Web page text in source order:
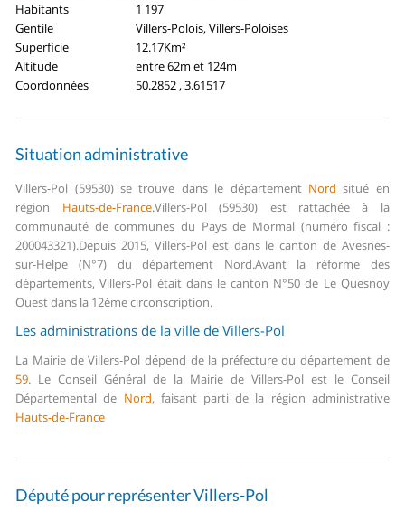
Habitants
1 197
Gentile
Villers-Polois, Villers-Poloises
Superficie
12.17Km²
Altitude
entre 62m et 124m
Coordonnées
50.2852 , 3.61517
Situation administrative
Villers-Pol (59530) se trouve dans le département Nord situé en
région Hauts-de-France.Villers-Pol (59530) est rattachée à la
communauté de communes du Pays de Mormal (numéro fiscal :
200043321).Depuis 2015, Villers-Pol est dans le canton de Avesnes-
sur-Helpe (N°7) du département Nord.Avant la réforme des
départements, Villers-Pol était dans le canton N°50 de Le Quesnoy
Ouest dans la 12ème circonscription.
Les administrations de la ville de Villers-Pol
La Mairie de Villers-Pol dépend de la préfecture du département de
59. Le Conseil Général de la Mairie de Villers-Pol est le Conseil
Départemental de Nord, faisant parti de la région administrative
Hauts-de-France
Député pour représenter Villers-Pol